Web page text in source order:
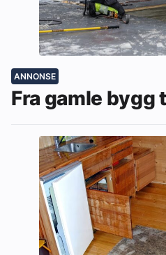
ANNONSE
Fra gamle bygg